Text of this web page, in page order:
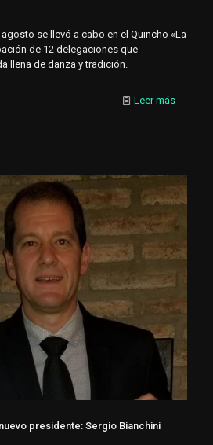
se llevó a cabo en el Quincho «La
de 12 delegaciones que
llena de danza y tradición.
Leer más
presidente: Sergio Bianchini